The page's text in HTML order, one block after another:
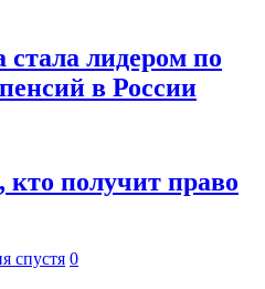
лидером по
в России
получит право
спустя 0